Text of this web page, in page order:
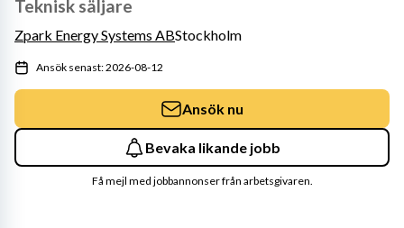
Teknisk säljare
Zpark Energy Systems ABStockholm
Ansök senast: 2026-08-12
Ansök nu
Bevaka likande jobb
Få mejl med jobbannonser från arbetsgivaren.